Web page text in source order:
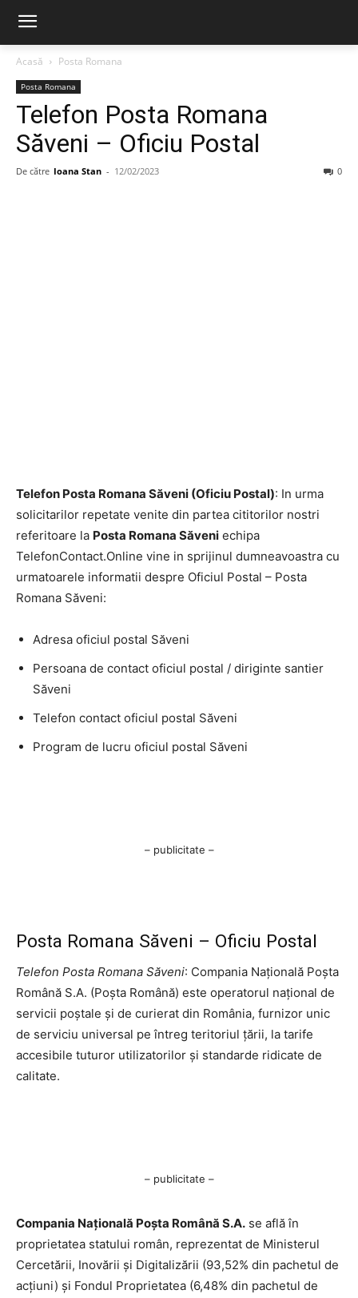
Acasă Posta Romana
Posta Romana
Telefon Posta Romana
Săveni – Oficiu Postal
De către Ioana Stan - 12/02/2023 0
Telefon Posta Romana Săveni (Oficiu Postal): In urma
solicitarilor repetate venite din partea cititorilor nostri
referitoare la Posta Romana Săveni echipa
TelefonContact.Online vine in sprijinul dumneavoastra cu
urmatoarele informatii despre Oficiul Postal – Posta
Romana Săveni:
Adresa oficiul postal Săveni
Persoana de contact oficiul postal / diriginte santier
Săveni
Telefon contact oficiul postal Săveni
Program de lucru oficiul postal Săveni
– publicitate –
Posta Romana Săveni – Oficiu Postal
Telefon Posta Romana Săveni: Compania Națională Poșta
Română S.A. (Poșta Română) este operatorul național de
servicii poștale și de curierat din România, furnizor unic
de serviciu universal pe întreg teritoriul țării, la tarife
accesibile tuturor utilizatorilor și standarde ridicate de
calitate.
– publicitate –
Compania Națională Poşta Română S.A. se află în
proprietatea statului român, reprezentat de Ministerul
Cercetării, Inovării şi Digitalizării (93,52% din pachetul de
acţiuni) şi Fondul Proprietatea (6,48% din pachetul de